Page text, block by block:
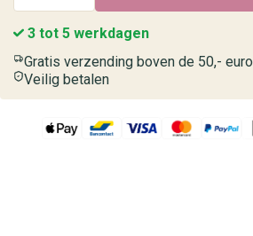
3 tot 5 werkdagen
Gratis verzending boven de 50,- euro
Veilig betalen